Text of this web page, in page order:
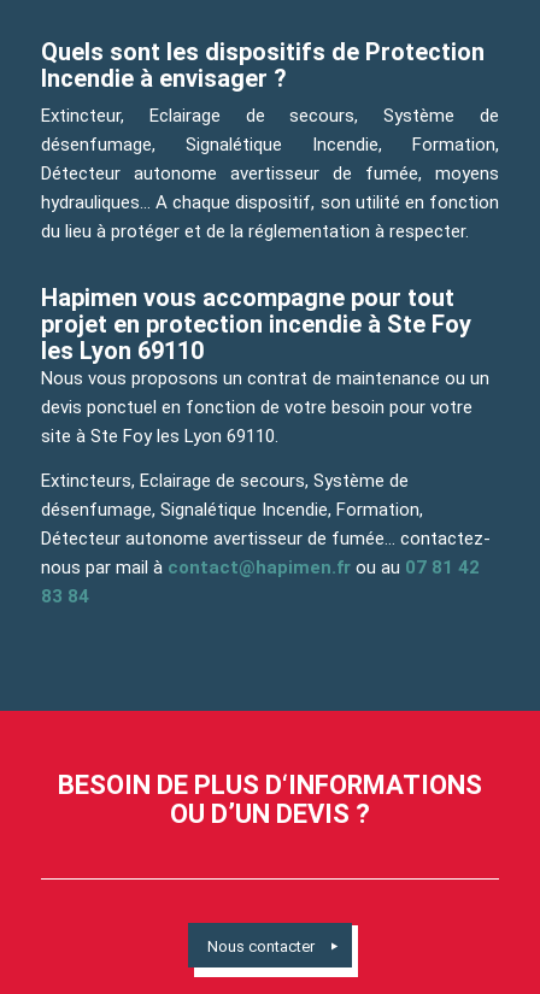
Quels sont les dispositifs de Protection
Incendie à envisager ?
Extincteur, Eclairage de secours, Système de
désenfumage, Signalétique Incendie, Formation,
Détecteur autonome avertisseur de fumée, moyens
hydrauliques… A chaque dispositif, son utilité en fonction
du lieu à protéger et de la réglementation à respecter.
Hapimen vous accompagne pour tout
projet en protection incendie à Ste Foy
les Lyon 69110
Nous vous proposons un contrat de maintenance ou un
devis ponctuel en fonction de votre besoin pour votre
site à Ste Foy les Lyon 69110.
Extincteurs, Eclairage de secours, Système de
désenfumage, Signalétique Incendie, Formation,
Détecteur autonome avertisseur de fumée… contactez-
nous par mail à contact@hapimen.frou au 07 81 42
83 84
BESOIN DE PLUS D‘INFORMATIONS
OU D’UN DEVIS ?
Nous contacter